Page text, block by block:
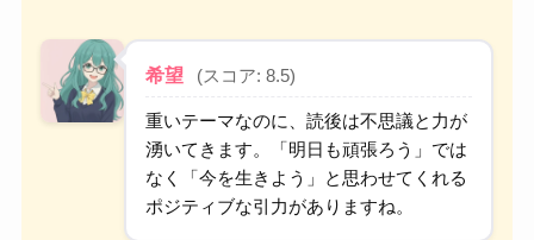
希望 (スコア: 8.5)
重いテーマなのに、読後は不思議と力が
湧いてきます。「明日も頑張ろう」では
なく「今を生きよう」と思わせてくれる
ポジティブな引力がありますね。